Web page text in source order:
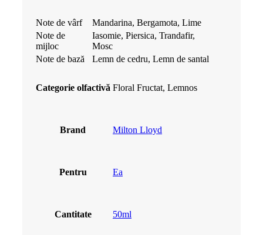
Note de vârf
Mandarina, Bergamota, Lime
Note de
mijloc
Iasomie, Piersica, Trandafir,
Mosc
Note de bază
Lemn de cedru, Lemn de santal
Categorie olfactivă Floral Fructat, Lemnos
Brand Milton Lloyd
Pentru Ea
Cantitate 50ml